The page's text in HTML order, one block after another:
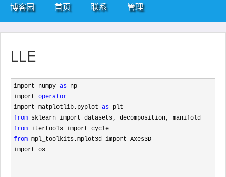
博客园 首页 联系 管理
LLE
import numpy as np
import operator
import matplotlib.pyplot as
from
from
from mpl_toolkits.mplot3d import Axes3D
import os